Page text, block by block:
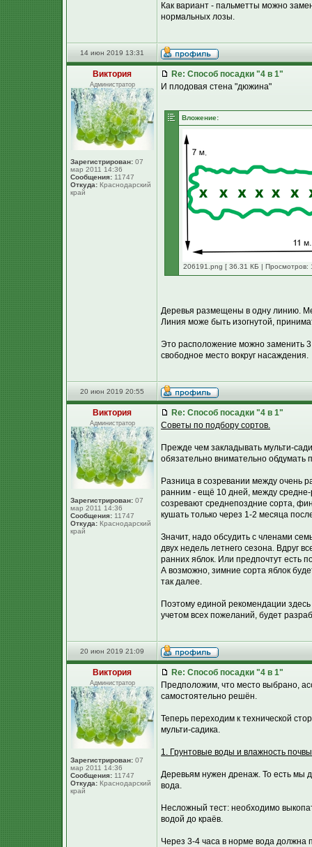
Как вариант - пальметты можно
нормальных лозы.
14 июн 2019 13:31
Виктория
Администратор
Зарегистрирован: 07
мар 2011 14:36
Сообщения: 11747
Откуда: Краснодарский
край
Re: Способ посадки "4 в 1"
И плодовая стена "дюжина"
Вложение:
206191.png [ 36.31 КБ | Просмотров:
Деревья размещены в одну линию.
Линия може быть изогнутой,
Это расположение можно заменить
свободное место вокруг насаждения.
20 июн 2019 20:55
Виктория
Администратор
Зарегистрирован: 07
мар 2011 14:36
Сообщения: 11747
Откуда: Краснодарский
край
Re: Способ посадки "4 в 1"
Советы по подбору сортов.
Прежде чем закладывать мульти-
обязательно внимательно обдумать
Разница в созревании между очень
ранним - ещё 10 дней, между
созревают среднепоздние сорта,
кушать только через 1-2 месяца
Значит, надо обсудить с членами
двух недель летнего сезона. Вдруг
ранних яблок. Или предпочтут есть
А возможно, зимние сорта яблок
так далее.
Поэтому единой рекомендации
учетом всех пожеланий, будет
20 июн 2019 21:09
Виктория
Администратор
Зарегистрирован: 07
мар 2011 14:36
Сообщения: 11747
Откуда: Краснодарский
край
Re: Способ посадки "4 в 1"
Предположим, что место выбрано,
самостоятельно решён.
Теперь переходим к технической
мульти-садика.
1. Грунтовые воды и влажность
Деревьям нужен дренаж. То есть мы
вода.
Несложный тест: необходимо
водой до краёв.
Через 3-4 часа в норме вода